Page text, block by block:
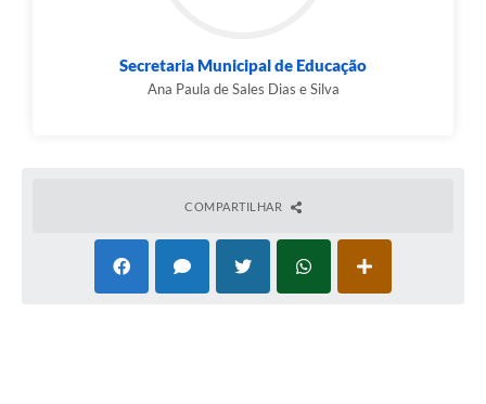
Secretaria Municipal de Educação
Ana Paula de Sales Dias e Silva
COMPARTILHAR